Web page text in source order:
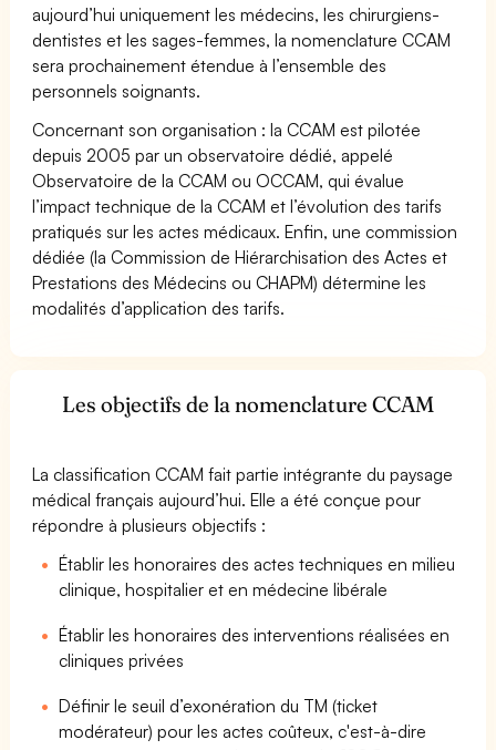
aujourd’hui uniquement les médecins, les chirurgiens-
dentistes et les sages-femmes, la nomenclature CCAM
sera prochainement étendue à l’ensemble des
personnels soignants.
Concernant son organisation : la CCAM est pilotée
depuis 2005 par un observatoire dédié, appelé
Observatoire de la CCAM ou OCCAM, qui évalue
l’impact technique de la CCAM et l’évolution des tarifs
pratiqués sur les actes médicaux. Enfin, une commission
dédiée (la Commission de Hiérarchisation des Actes et
Prestations des Médecins ou CHAPM) détermine les
modalités d’application des tarifs.
Les objectifs de la nomenclature CCAM
La classification CCAM fait partie intégrante du paysage
médical français aujourd’hui. Elle a été conçue pour
répondre à plusieurs objectifs :
Établir les honoraires des actes techniques en milieu
clinique, hospitalier et en médecine libérale
Établir les honoraires des interventions réalisées en
cliniques privées
Définir le seuil d’exonération du TM (ticket
modérateur) pour les actes coûteux, c'est-à-dire